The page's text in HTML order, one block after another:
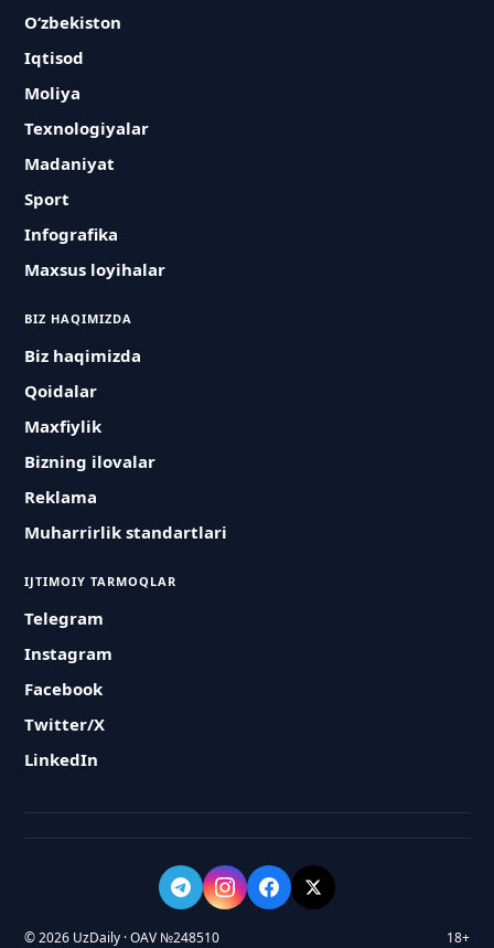
O‘zbekiston
Iqtisod
Moliya
Texnologiyalar
Madaniyat
Sport
Infografika
Maxsus loyihalar
BIZ HAQIMIZDA
Biz haqimizda
Qoidalar
Maxfiylik
Bizning ilovalar
Reklama
Muharrirlik standartlari
IJTIMOIY TARMOQLAR
Telegram
Instagram
Facebook
Twitter/X
LinkedIn
© 2026 UzDaily · OAV №248510 18+